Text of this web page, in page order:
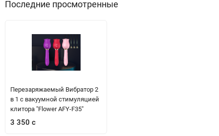
Последние просмотренные
Перезаряжаемый Вибратор 2
в 1 с вакуумной стимуляцией
клитора "Flower AFY-F35"
3 350 с